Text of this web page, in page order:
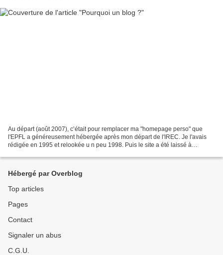
Au départ (août 2007), c’était pour remplacer ma "homepage perso" que
l'EPFL a généreusement hébergée après mon départ de l'IREC. Je l'avais
rédigée en 1995 et relookée u n peu 1998. Puis le site a été laissé à
Hébergé par Overblog
Top articles
Pages
Contact
Signaler un abus
C.G.U.